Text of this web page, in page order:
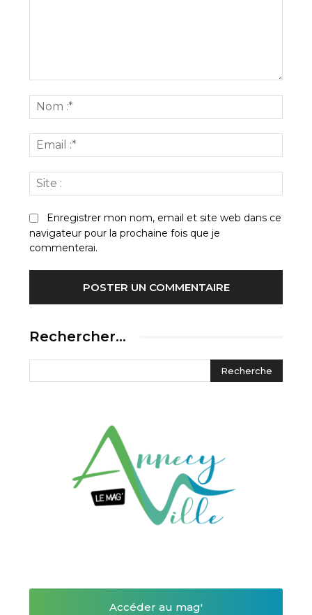
:*
:*
:
Enregistrer mon nom, email et site web dans ce
navigateur pour la prochaine fois que je
commenterai.
Rechercher…
Accéder au mag'